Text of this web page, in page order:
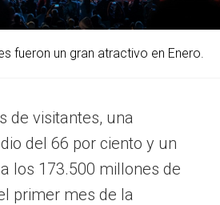
fueron un gran atractivo en Enero.
de visitantes, una
del 66 por ciento y un
los 173.500 millones de
primer mes de la